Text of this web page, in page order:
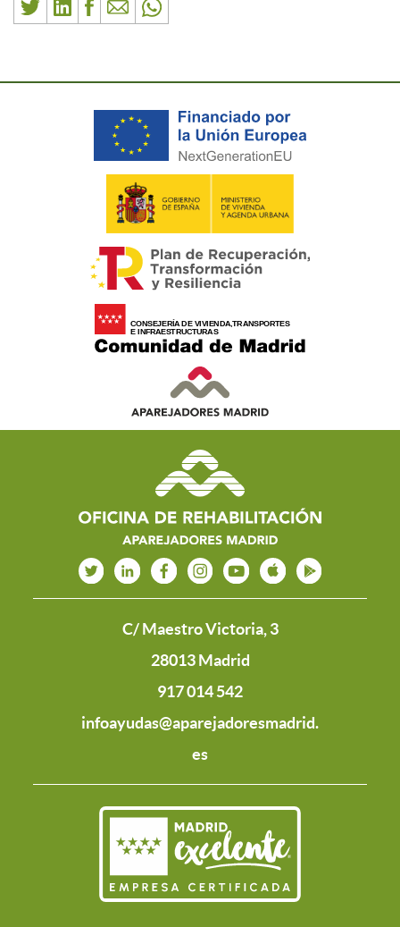
C/ Maestro Victoria, 3
28013 Madrid
917 014 542
infoayudas@aparejadoresmadrid.
es